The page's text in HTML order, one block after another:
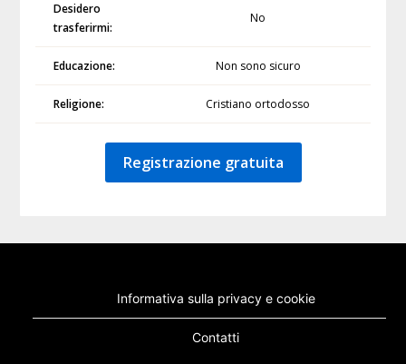
Desidero
trasferirmi:
No
Educazione: Non sono sicuro
Religione: Cristiano ortodosso
Registrazione gratuita
Informativa sulla privacy e cookie
Contatti